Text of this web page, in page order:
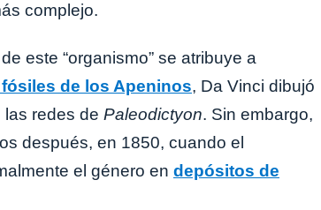
complejo.
este “organismo” se atribuye a
de los Apeninos, Da Vinci dibujó
redes de Paleodictyon. Sin embargo,
después, en 1850, cuando el
el género en depósitos de